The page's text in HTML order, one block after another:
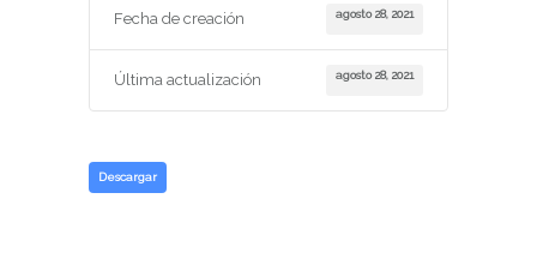
Fecha de creación agosto 28, 2021
Última actualización agosto 28, 2021
Descargar